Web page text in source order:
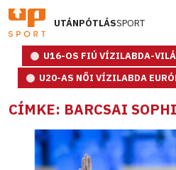
UTÁNPÓTLÁSSPORT
U16-OS FIÚ VÍZILABDA-
U20-AS NŐI VÍZILABDA
CÍMKE: BARCSAI